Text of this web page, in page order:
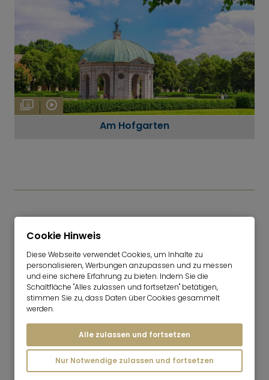
6
Am Hofgarten
hochwertiges, innerstädtisches Umfeld. Die
angrenzendeMaximilianstraßezählt zu den
bekanntesten Einkaufsadressen Münchens und ist
geprägt von internationalen Mode- und
repräsentativen Schaufenstern. Ergänzend sorgen
kleinere Geschäfte im Viertel für eine wohnortnahe,
gepflegte Einkaufsatmosphäre.
Cookie Hinweis
Diese Webseite verwendet Cookies, um Inhalte zu
personalisieren, Werbungen anzupassen und zu messen
und eine sichere Erfahrung zu bieten. Indem Sie die
Schaltfläche "Alles zulassen und fortsetzen" betätigen,
stimmen Sie zu, dass Daten über Cookies gesammelt
werden.
Alle zulassen und fortsetzen
Nur Notwendige zulassen und fortsetzen